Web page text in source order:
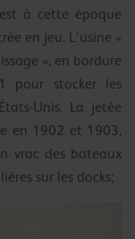
à cette époque
en jeu. L’usine «
», en bordure
pour stocker les
Unis. La jetée
en 1902 et 1903,
vrac des bateaux
sur les docks;